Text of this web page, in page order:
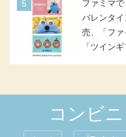
ンドにな
ファミマ
バレンタ
売、「ファ
「ツイン
コンビ